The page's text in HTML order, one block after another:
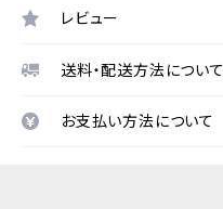
レビュー
送料・配送方法について
お支払い方法について